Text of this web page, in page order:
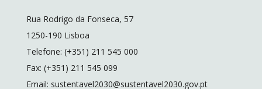
Rua Rodrigo da Fonseca, 57
1250-190 Lisboa
Telefone: (+351) 211 545 000
Fax: (+351) 211 545 099
Email: sustentavel2030@sustentavel2030.gov.pt